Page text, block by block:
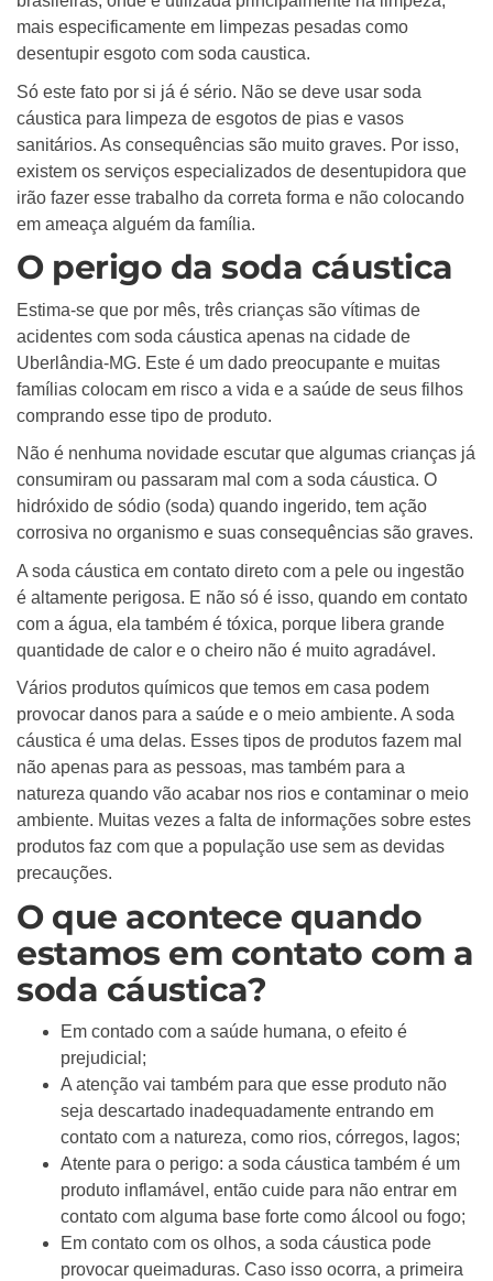
mais especificamente em limpezas pesadas como
desentupir esgoto com soda caustica.
Só este fato por si já é sério. Não se deve usar soda
cáustica para limpeza de esgotos de pias e vasos
sanitários. As consequências são muito graves. Por isso,
existem os serviços especializados de desentupidora que
irão fazer esse trabalho da correta forma e não colocando
em ameaça alguém da família.
O perigo da soda cáustica
Estima-se que por mês, três crianças são vítimas de
acidentes com soda cáustica apenas na cidade de
Uberlândia-MG. Este é um dado preocupante e muitas
famílias colocam em risco a vida e a saúde de seus filhos
comprando esse tipo de produto.
Não é nenhuma novidade escutar que algumas crianças já
consumiram ou passaram mal com a soda cáustica. O
hidróxido de sódio (soda) quando ingerido, tem ação
corrosiva no organismo e suas consequências são graves.
A soda cáustica em contato direto com a pele ou ingestão
é altamente perigosa. E não só é isso, quando em contato
com a água, ela também é tóxica, porque libera grande
quantidade de calor e o cheiro não é muito agradável.
Vários produtos químicos que temos em casa podem
provocar danos para a saúde e o meio ambiente. A soda
cáustica é uma delas. Esses tipos de produtos fazem mal
não apenas para as pessoas, mas também para a
natureza quando vão acabar nos rios e contaminar o meio
ambiente. Muitas vezes a falta de informações sobre estes
produtos faz com que a população use sem as devidas
precauções.
O que acontece quando
estamos em contato com a
soda cáustica?
Em contado com a saúde humana, o efeito é
prejudicial;
A atenção vai também para que esse produto não
seja descartado inadequadamente entrando em
contato com a natureza, como rios, córregos, lagos;
Atente para o perigo: a soda cáustica também é um
produto inflamável, então cuide para não entrar em
contato com alguma base forte como álcool ou fogo;
Em contato com os olhos, a soda cáustica pode
provocar queimaduras. Caso isso ocorra, a primeira